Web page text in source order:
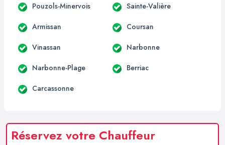
Pouzols-Minervois Sainte-Valière
Armissan Coursan
Vinassan Narbonne
Narbonne-Plage Berriac
Carcassonne
Réservez votre Chauffeur